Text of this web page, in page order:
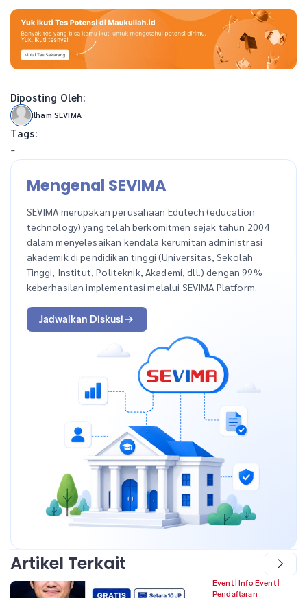
Diposting Oleh:
Ilham SEVIMA
Tags:
-
Mengenal SEVIMA
SEVIMA merupakan perusahaan Edutech (education
technology) yang telah berkomitmen sejak tahun 2004
dalam menyelesaikan kendala kerumitan administrasi
akademik di pendidikan tinggi (Universitas, Sekolah
Tinggi, Institut, Politeknik, Akademi, dll.) dengan 99%
keberhasilan implementasi melalui SEVIMA Platform.
Jadwalkan Diskusi
Artikel Terkait
Event|Info Event|
Pendaftaran